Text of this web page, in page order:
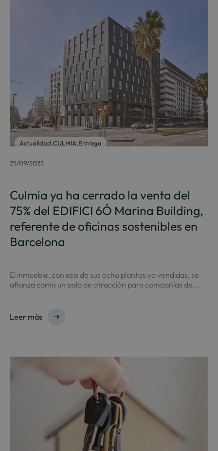
Actualidad,CULMIA,Entrega
25/09/2025
Culmia ya ha cerrado la venta del
75% del EDIFICI 6Ó Marina Building,
referente de oficinas sostenibles en
Barcelona
El inmueble, con seis de sus ocho plantas ya vendidas, se
afianza como un polo de atracción para compañías de...
Leer más